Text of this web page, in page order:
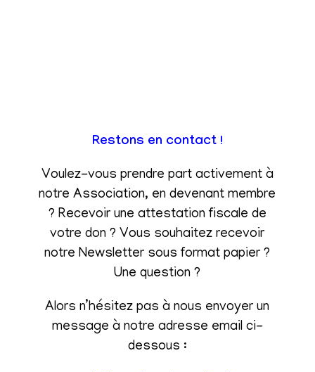
Restons en contact !
Voulez-vous prendre part activement à
notre Association, en devenant membre
? Recevoir une attestation fiscale de
votre don ? Vous souhaitez recevoir
notre Newsletter sous format papier ?
Une question ?
Alors n’hésitez pas à nous envoyer un
message à notre adresse email ci-
dessous :